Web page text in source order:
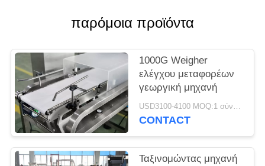
παρόμοια προϊόντα
1000G Weigher
ελέγχου μεταφορέων
γεωργική μηχανή
USD3100-4100 MOQ:1 σύνολο
CONTACT
Ταξινομώντας μηχανή